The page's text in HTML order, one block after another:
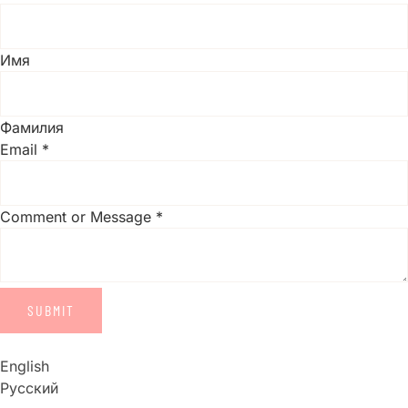
Имя
Фамилия
Email *
Comment or Message *
SUBMIT
English
Русский